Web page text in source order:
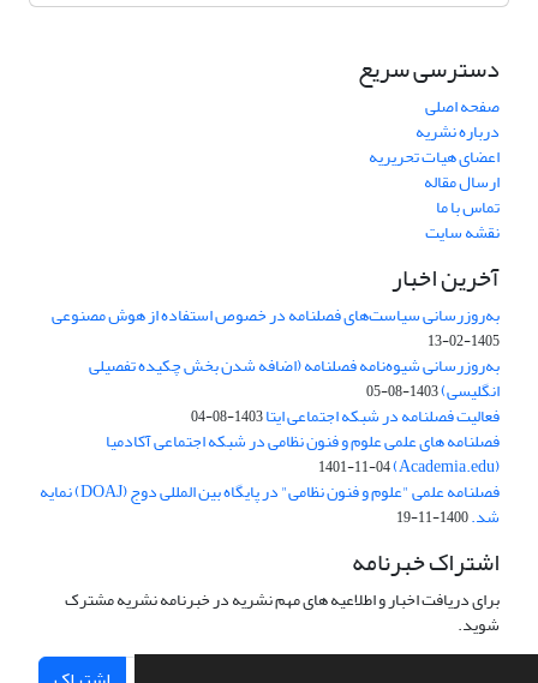
دسترسی سریع
صفحه اصلی
درباره نشریه
اعضای هیات تحریریه
ارسال مقاله
تماس با ما
نقشه سایت
آخرین اخبار
به‌روزرسانی سیاست‌های فصلنامه در خصوص استفاده از هوش مصنوعی
1405-02-13
به‌روزرسانی شیوه‌نامه فصلنامه (اضافه شدن بخش چکیده تفصیلی
انگلیسی)1403-08-05
فعالیت فصلنامه در شبکه اجتماعی ایتا1403-08-04
فصلنامه های علمی علوم و فنون نظامی در شبکه اجتماعی آکادمیا
(Academia.edu)
1401-11-04
فصلنامه علمی "علوم و فنون نظامی" در پایگاه بین المللی دوج (DOAJ) نمایه
شد.1400-11-19
اشتراک خبرنامه
برای دریافت اخبار و اطلاعیه های مهم نشریه در خبرنامه نشریه مشترک
شوید.